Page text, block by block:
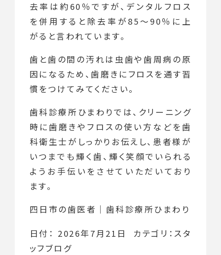
去率は約60％ですが、デンタルフロス
を併用すると除去率が 85〜90％に上
がると言われています。
歯と歯の間の汚れは虫歯や歯周病の原
因になるため、歯磨きにフロスを通す習
慣をつけてみてください。
歯科診療所ひまわりでは、クリーニング
時に歯磨きやフロスの使い方などを歯
科衛生士がしっかりお伝えし、患者様が
いつまでも輝く歯、輝く笑顔でいられる
ようお手伝いをさせていただいており
ます。
四日市の歯医者｜歯科診療所ひまわり
日付： 2026年7月21日 カテゴリ： スタ
ッフブログ